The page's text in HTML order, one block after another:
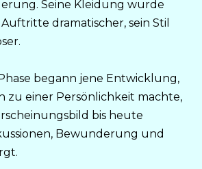
Seine Kleidung wurde
dramatischer, sein Stil
begann jene Entwicklung,
zu einer Persönlichkeit machte,
bis heute
Bewunderung und